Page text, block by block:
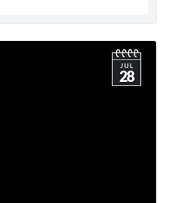
JUL
28